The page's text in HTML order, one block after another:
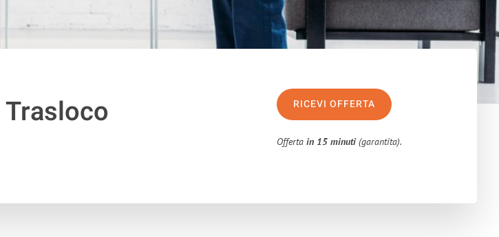
Trasloco RICEVI OFFERTA
Offertain 15 minuti (garantita).